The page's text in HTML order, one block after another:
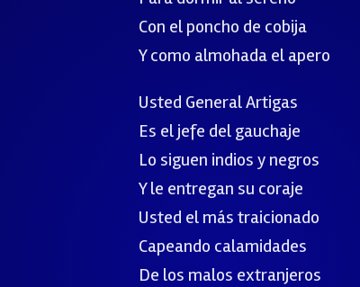
Con el poncho de cobija
Y como almohada el apero
Usted General Artigas
Es el jefe del gauchaje
Lo siguen indios y negros
Y le entregan su coraje
Usted el más traicionado
Capeando calamidades
De los malos extranjeros